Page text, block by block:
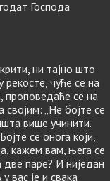
Господа
ни тајно што
чуће се на
проповедаће се на
„Не бојте се
више учинити.
се онога који,
кажем вам, њега се
две паре? И ниједан
вас је и свака